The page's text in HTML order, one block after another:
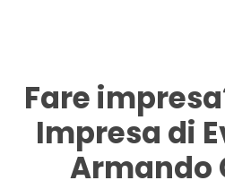
contentFare
Impresa di
Armando